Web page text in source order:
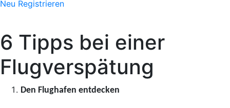
Neu Registrieren
6 Tipps bei einer
Flugverspätung
Den Flughafen entdecken